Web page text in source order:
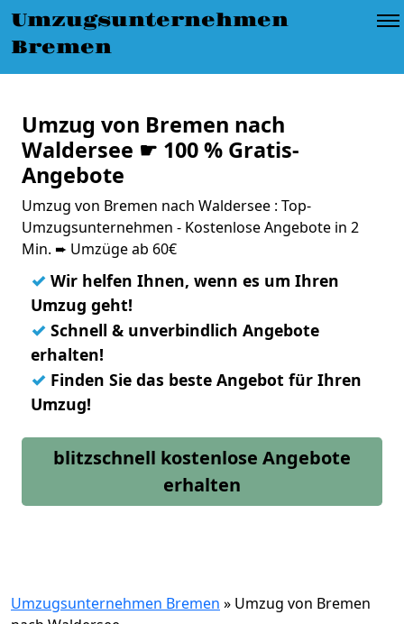
Umzugsunternehmen
Bremen
Umzug von Bremen nach
Waldersee ☛ 100 % Gratis-
Angebote
Umzug von Bremen nach Waldersee : Top-
Umzugsunternehmen - Kostenlose Angebote in 2
Min. ➨ Umzüge ab 60€
✓ Wir helfen Ihnen, wenn es um Ihren
Umzug geht!
✓ Schnell & unverbindlich Angebote
erhalten!
✓ Finden Sie das beste Angebot für Ihren
Umzug!
blitzschnell kostenlose Angebote
erhalten
Umzugsunternehmen Bremen » Umzug von Bremen